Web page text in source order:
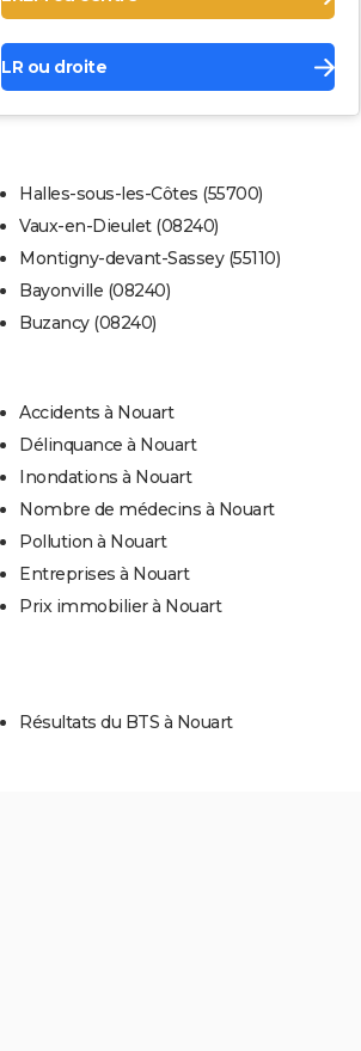
LR ou droite
Halles-sous-les-Côtes (55700)
Vaux-en-Dieulet (08240)
Montigny-devant-Sassey (55110)
Bayonville (08240)
Buzancy (08240)
Accidents à Nouart
Délinquance à Nouart
Inondations à Nouart
Nombre de médecins à Nouart
Pollution à Nouart
Entreprises à Nouart
Prix immobilier à Nouart
Résultats du BTS à Nouart